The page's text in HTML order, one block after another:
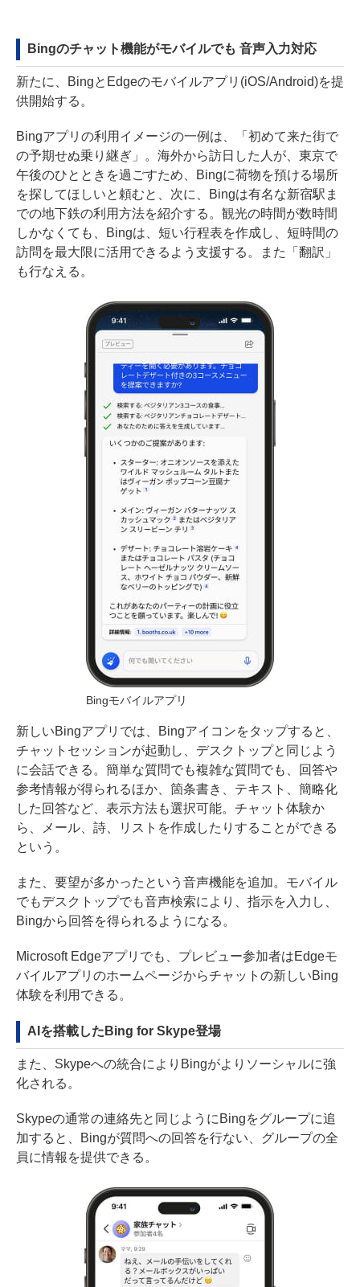
Bingのチャット機能がモバイルでも 音声入力対応
新たに、BingとEdgeのモバイルアプリ(iOS/Android)を提
供開始する。
Bingアプリの利用イメージの一例は、「初めて来た街で
の予期せぬ乗り継ぎ」。海外から訪日した人が、東京で
午後のひとときを過ごすため、Bingに荷物を預ける場所
を探してほしいと頼むと、次に、Bingは有名な新宿駅ま
での地下鉄の利用方法を紹介する。観光の時間が数時間
しかなくても、Bingは、短い行程表を作成し、短時間の
訪問を最大限に活用できるよう支援する。また「翻訳」
も行なえる。
Bingモバイルアプリ
新しいBingアプリでは、Bingアイコンをタップすると、
チャットセッションが起動し、デスクトップと同じよう
に会話できる。簡単な質問でも複雑な質問でも、回答や
参考情報が得られるほか、箇条書き、テキスト、簡略化
した回答など、表示方法も選択可能。チャット体験か
ら、メール、詩、リストを作成したりすることができる
という。
また、要望が多かったという音声機能を追加。モバイル
でもデスクトップでも音声検索により、指示を入力し、
Bingから回答を得られるようになる。
Microsoft Edgeアプリでも、プレビュー参加者はEdgeモ
バイルアプリのホームページからチャットの新しいBing
体験を利用できる。
AIを搭載したBing for Skype登場
また、Skypeへの統合によりBingがよりソーシャルに強
化される。
Skypeの通常の連絡先と同じようにBingをグループに追
加すると、Bingが質問への回答を行ない、グループの全
員に情報を提供できる。